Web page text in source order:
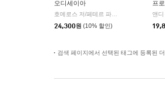
오디세이아
호메로스 저/페테르 파울 루벤스 그림/박문재 역
24,300원 (10% 할인)
프
앤
검색 페이지에서 선택된 태그에 등록된